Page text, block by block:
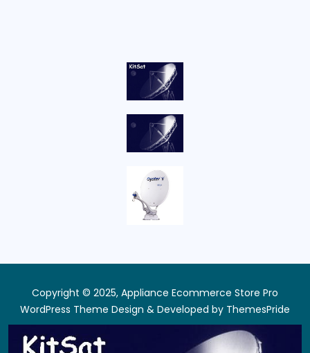
Copyright © 2025, Appliance Ecommerce Store Pro
WordPress Theme Design & Developed by ThemesPride